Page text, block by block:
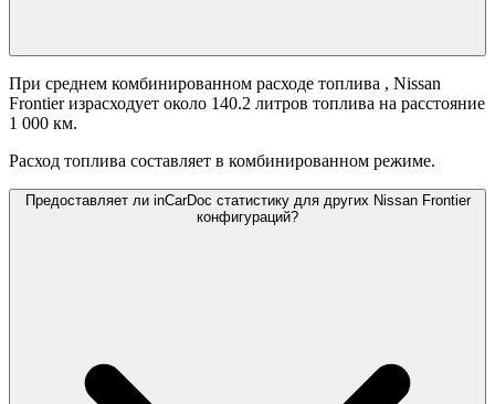
При среднем комбинированном расходе топлива , Nissan
Frontier израсходует около 140.2 литров топлива на расстояние
1 000 км.
Расход топлива составляет в комбинированном режиме.
Предоставляет ли inCarDoc статистику для других Nissan Frontier
конфигураций?